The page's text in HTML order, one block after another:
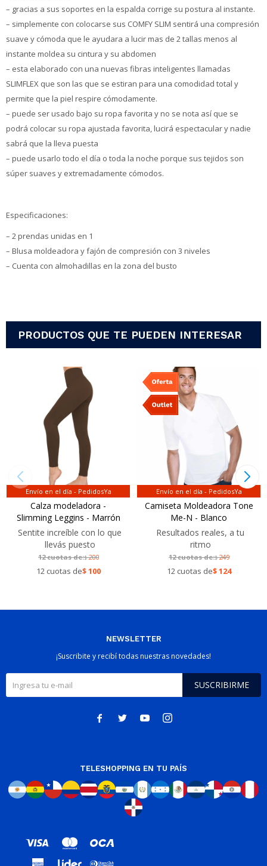
– gracias a sus soportes en la espalda corrige su postura al instante.
– simplemente con colocarse sus COMFY SLIM sentirá una compresión
suave y cómoda que le ayudara a lucir mas de 2 tallas menos al
instante moldea su cintura y su abdomen
– esta elaborado con una nuevas fibras inteligentes llamadas
SLIMFLEX que son las que se estiran para una comodidad total y
permite que la piel respire cómodamente.
– puede ser usado bajo su ropa favorita y no se nota así que se
podrá colocar su ropa ajustada favorita, lucirá espectacular y nadie
sabrá que la lleva puesta
– puede usarlo todo el día o toda la noche porque sus tejidos son
súper suaves y extremadamente cómodos.
Especificaciones:
– 2 prendas unidas en 1
– Blusa moldeadora y fajón de compresión con 3 niveles
– Cuenta con almohadillas en la zona del busto
PRODUCTOS QUE TE PUEDEN INTERESAR
Envío en el día - PedidosYa
Calza modeladora -
Slimming Leggins - Marrón
Sentite increíble con lo que
llevás puesto
12 cuotas de:$200
12 cuotas de$100
Envío en el día - PedidosYa
Camiseta Moldeadora Tone
Me-N - Blanco
Resultados reales, a tu
ritmo
12 cuotas de:$249
12 cuotas de$124
NEWSLETTER
¡Suscribite y recibí todas nuestras novedades!
SUSCRIBIRME
   
TELESHOPPING EN TU PAÍS